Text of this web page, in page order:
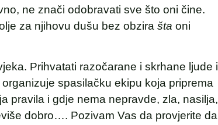
ne znači odobravati sve što oni čine.
za njihovu dušu bez obzira šta oni
Prihvatati razočarane i skrhane ljude i
spasilačku ekipu koja priprema
pravila i gdje nema nepravde, zla, nasilja,
dobro…. Pozivam Vas da provjerite da